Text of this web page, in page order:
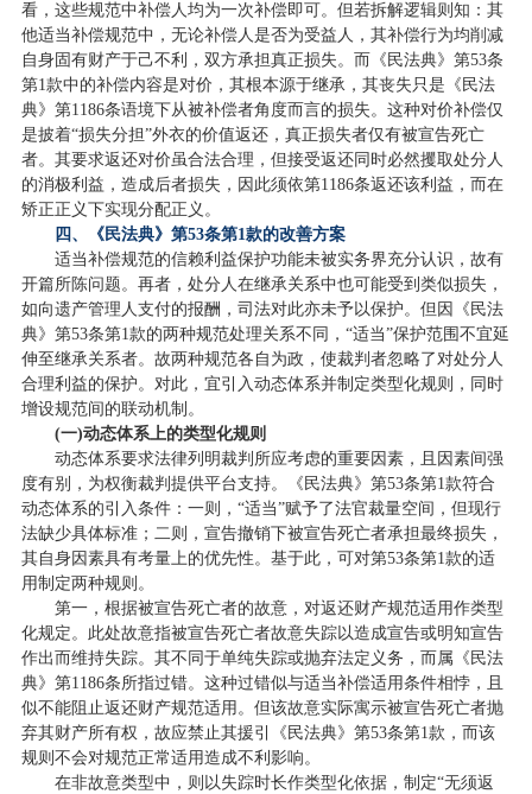
看，这些规范中补偿人均为一次补偿即可。但若拆解逻辑则知：其
他适当补偿规范中，无论补偿人是否为受益人，其补偿行为均削减
自身固有财产于己不利，双方承担真正损失。而《民法典》第53条
第1款中的补偿内容是对价，其根本源于继承，其丧失只是《民法
典》第1186条语境下从被补偿者角度而言的损失。这种对价补偿仅
是披着“损失分担”外衣的价值返还，真正损失者仅有被宣告死亡
者。其要求返还对价虽合法合理，但接受返还同时必然攫取处分人
的消极利益，造成后者损失，因此须依第1186条返还该利益，而在
矫正正义下实现分配正义。
四、《民法典》第53条第1款的改善方案
适当补偿规范的信赖利益保护功能未被实务界充分认识，故有
开篇所陈问题。再者，处分人在继承关系中也可能受到类似损失，
如向遗产管理人支付的报酬，司法对此亦未予以保护。但因《民法
典》第53条第1款的两种规范处理关系不同，“适当”保护范围不宜延
伸至继承关系者。故两种规范各自为政，使裁判者忽略了对处分人
合理利益的保护。对此，宜引入动态体系并制定类型化规则，同时
增设规范间的联动机制。
(一)动态体系上的类型化规则
动态体系要求法律列明裁判所应考虑的重要因素，且因素间强
度有别，为权衡裁判提供平台支持。《民法典》第53条第1款符合
动态体系的引入条件：一则，“适当”赋予了法官裁量空间，但现行
法缺少具体标准；二则，宣告撤销下被宣告死亡者承担最终损失，
其自身因素具有考量上的优先性。基于此，可对第53条第1款的适
用制定两种规则。
第一，根据被宣告死亡者的故意，对返还财产规范适用作类型
化规定。此处故意指被宣告死亡者故意失踪以造成宣告或明知宣告
作出而维持失踪。其不同于单纯失踪或抛弃法定义务，而属《民法
典》第1186条所指过错。这种过错似与适当补偿适用条件相悖，且
似不能阻止返还财产规范适用。但该故意实际寓示被宣告死亡者抛
弃其财产所有权，故应禁止其援引《民法典》第53条第1款，而该
规则不会对规范正常适用造成不利影响。
在非故意类型中，则以失踪时长作类型化依据，制定“无须返